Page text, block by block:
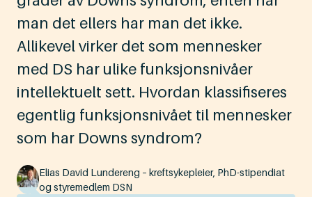
man det ellers har man det ikke.
Allikevel virker det som mennesker
med DS har ulike funksjonsnivåer
intellektuelt sett. Hvordan klassifiseres
egentlig funksjonsnivået til mennesker
som har Downs syndrom?
Elias David Lundereng – kreftsykepleier, PhD-stipendiat
og styremedlem DSN